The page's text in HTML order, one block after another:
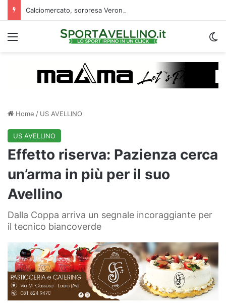
Menu
Home / US AVELLINO
US AVELLINO
Effetto riserva: Pazienza cerca
un’arma in più per il suo
Avellino
Dalla Coppa arriva un segnale incoraggiante per
il tecnico biancoverde